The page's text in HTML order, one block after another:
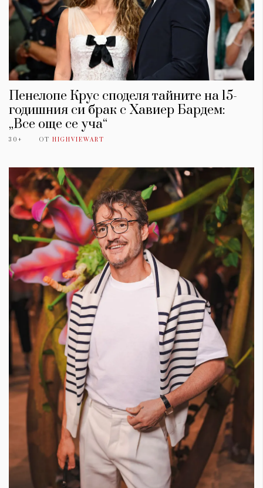
Пенелопе Крус споделя тайните на 15-
годишния си брак с Хавиер Бардем:
„Все още се уча“
30+ ОТ HIGHVIEWART